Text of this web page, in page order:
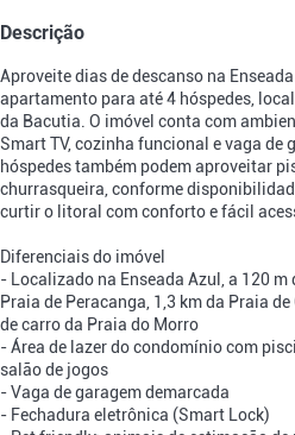
Descrição
Aproveite dias de descanso na
apartamento para até 4 hóspedes,
da Bacutia. O imóvel conta com
Smart TV, cozinha funcional e vaga de
hóspedes também podem aproveitar
churrasqueira, conforme
curtir o litoral com conforto e fácil
Diferenciais do imóvel
- Localizado na Enseada Azul, a 120
Praia de Peracanga, 1,3 km da Praia
de carro da Praia do Morro
- Área de lazer do condomínio com
salão de jogos
- Vaga de garagem demarcada
- Fechadura eletrônica (Smart Lock)